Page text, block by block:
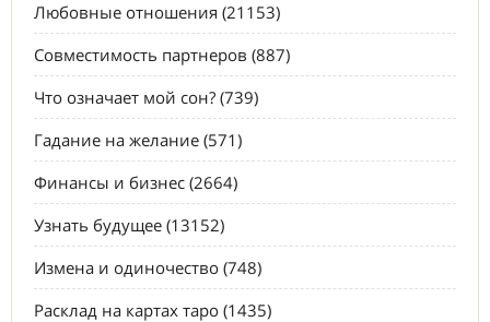
Любовные отношения (21153)
Совместимость партнеров (887)
Что означает мой сон? (739)
Гадание на желание (571)
Финансы и бизнес (2664)
Узнать будущее (13152)
Измена и одиночество (748)
Расклад на картах таро (1435)